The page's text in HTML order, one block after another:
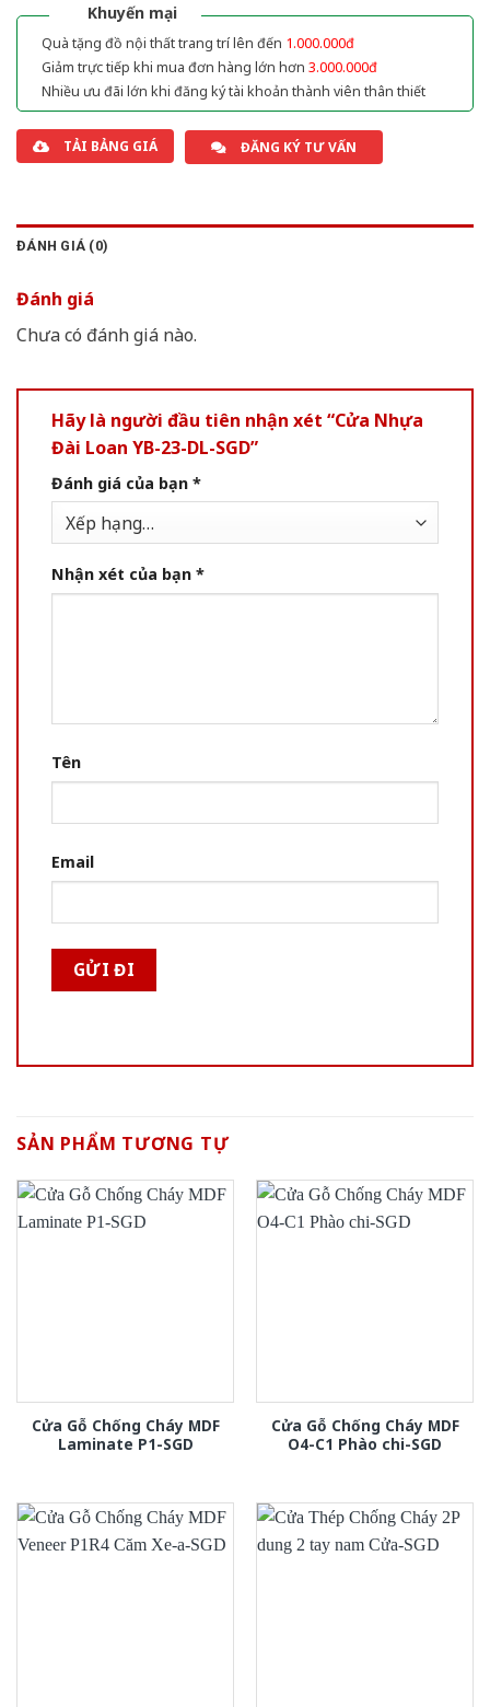
Khuyến mại
Quà tặng đồ nội thất trang trí lên đến 1.000.000đ
Giảm trực tiếp khi mua đơn hàng lớn hơn 3.000.000đ
Nhiều ưu đãi lớn khi đăng ký tài khoản thành viên thân thiết
TẢI BẢNG GIÁ ĐĂNG KÝ TƯ VẤN
ĐÁNH GIÁ (0)
Đánh giá
Chưa có đánh giá nào.
Hãy là người đầu tiên nhận xét “Cửa Nhựa
Đài Loan YB-23-DL-SGD”
Đánh giá của bạn *
Nhận xét của bạn *
Tên
Email
SẢN PHẨM TƯƠNG TỰ
Cửa Gỗ Chống Cháy MDF
Laminate P1-SGD
Cửa Gỗ Chống Cháy MDF
O4-C1 Phào chi-SGD